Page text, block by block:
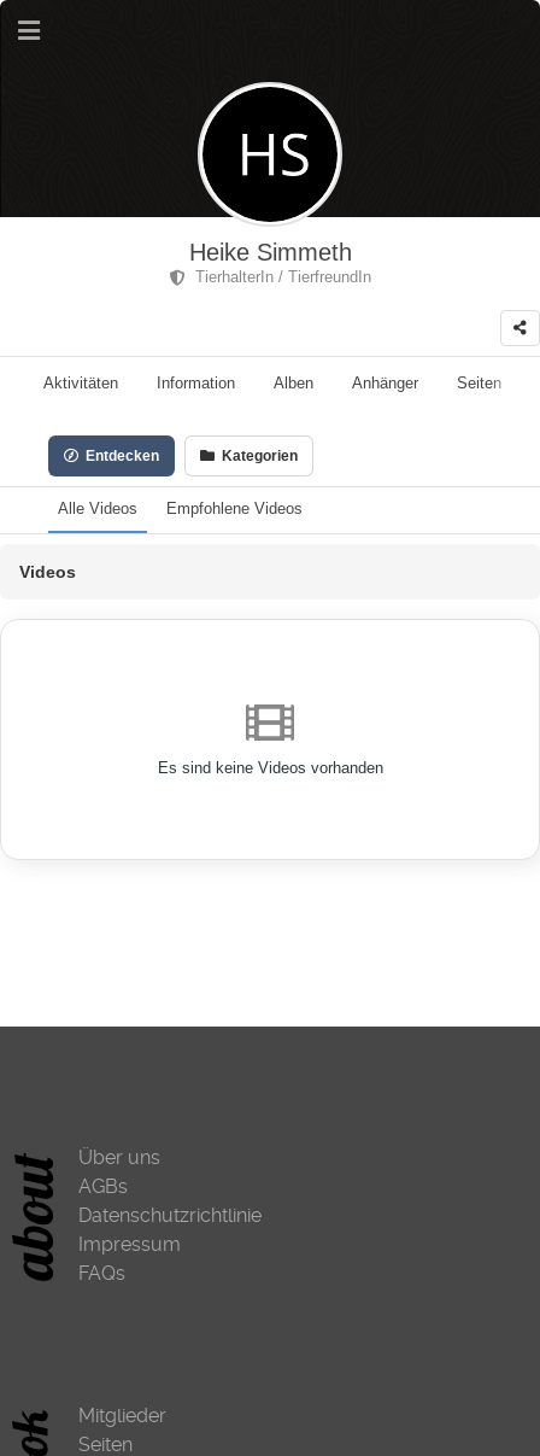
Heike Simmeth
TierhalterIn / TierfreundIn
Aktivitäten Information Alben Anhänger Seiten
Entdecken Kategorien
Alle Videos Empfohlene Videos
Videos
Es sind keine Videos vorhanden
Über uns
AGBs
Datenschutzrichtlinie
Impressum
FAQs
Mitglieder
Seiten